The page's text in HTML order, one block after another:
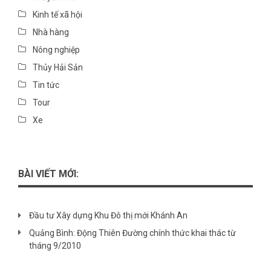
Kinh tế xã hội
Nhà hàng
Nông nghiệp
Thủy Hải Sản
Tin tức
Tour
Xe
BÀI VIẾT MỚI:
Đầu tư Xây dựng Khu Đô thị mới Khánh An
Quảng Bình: Động Thiên Đường chính thức khai thác từ
tháng 9/2010